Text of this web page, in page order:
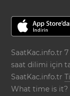
SaatKac.info.tr
saat dilimi için
SaatKac.info.tr
What time is it?